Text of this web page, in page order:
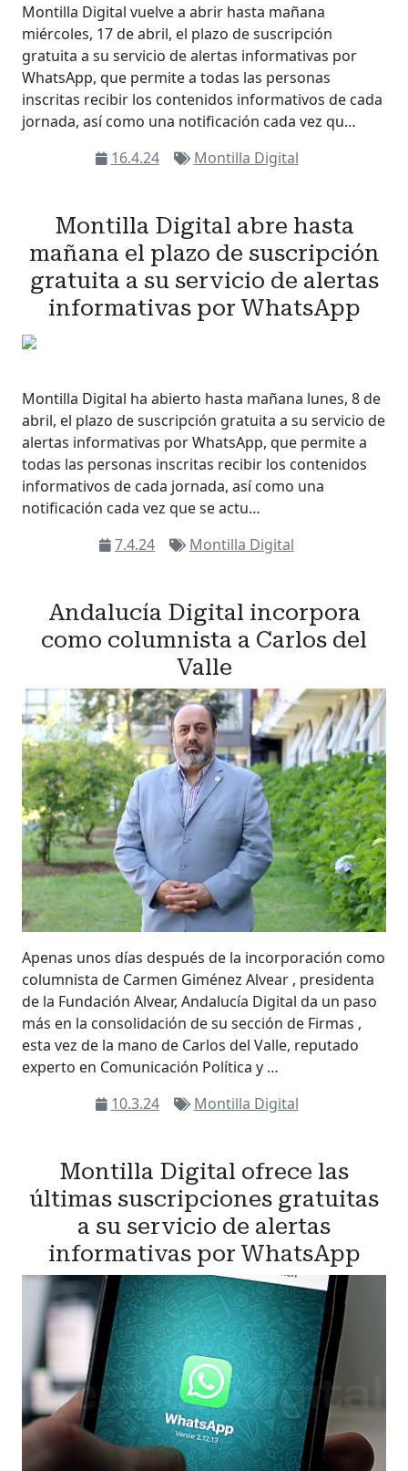
Montilla Digital vuelve a abrir hasta mañana
miércoles, 17 de abril, el plazo de suscripción
gratuita a su servicio de alertas informativas por
WhatsApp, que permite a todas las personas
inscritas recibir los contenidos informativos de cada
jornada, así como una notificación cada vez qu…
16.4.24
Montilla Digital
Montilla Digital abre hasta
mañana el plazo de suscripción
gratuita a su servicio de alertas
informativas por WhatsApp
Montilla Digital ha abierto hasta mañana lunes, 8 de
abril, el plazo de suscripción gratuita a su servicio de
alertas informativas por WhatsApp, que permite a
todas las personas inscritas recibir los contenidos
informativos de cada jornada, así como una
notificación cada vez que se actu…
7.4.24
Montilla Digital
Andalucía Digital incorpora
como columnista a Carlos del
Valle
Apenas unos días después de la incorporación como
columnista de Carmen Giménez Alvear , presidenta
de la Fundación Alvear, Andalucía Digital da un paso
más en la consolidación de su sección de Firmas ,
esta vez de la mano de Carlos del Valle, reputado
experto en Comunicación Política y …
10.3.24
Montilla Digital
Montilla Digital ofrece las
últimas suscripciones gratuitas
a su servicio de alertas
informativas por WhatsApp